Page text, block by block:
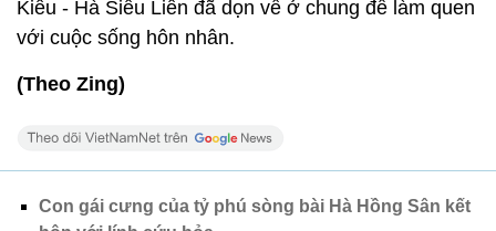
Kiêu - Hà Siêu Liên đã dọn về ở chung để làm quen
với cuộc sống hôn nhân.
(Theo Zing)
Con gái cưng của tỷ phú sòng bài Hà Hồng Sân kết